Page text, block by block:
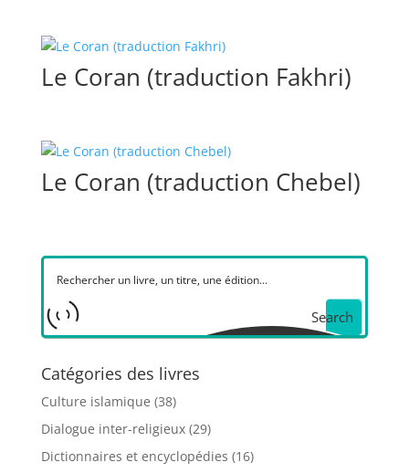
Le Coran (traduction Fakhri)
Le Coran (traduction Chebel)
Search
Catégories des livres
Culture islamique (38)
Dialogue inter-religieux (29)
Dictionnaires et encyclopédies (16)